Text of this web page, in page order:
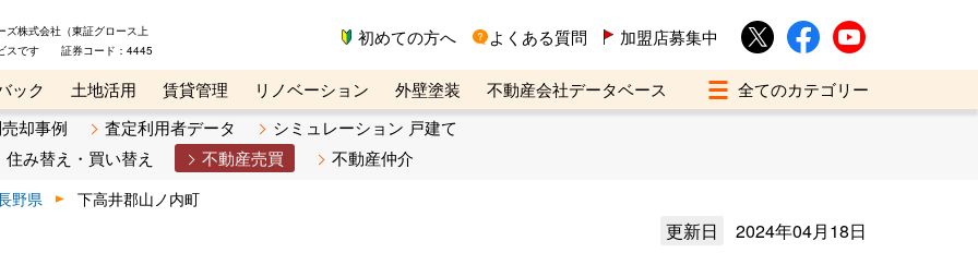
ズ株式会社（東証グロース上
スです 証券コード：4445
初めての方へ よくある質問 加盟店募集中
ック 土地活用 賃貸管理 リノベーション 外壁塗装
不動産会社データベース
イン講座
リビンマガジンBiz 不動産売却ご相談デスク
却事例 査定利用者データ
シミュレーション 戸建て
住み替え・買い替え
不動産売買 不動産仲介
野県 下高井郡山ノ内町
更新日 2024年04月18日